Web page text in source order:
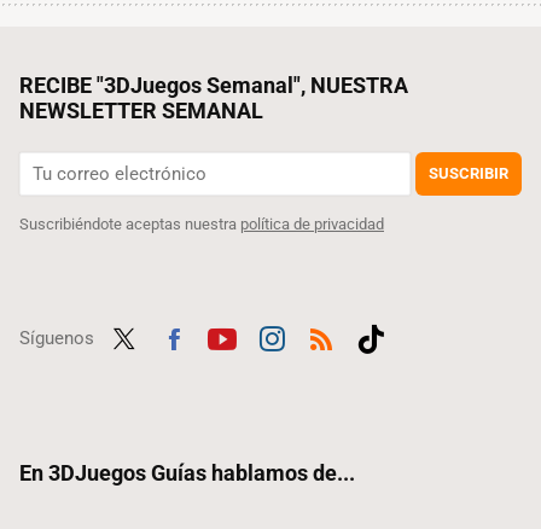
RECIBE "3DJuegos Semanal", NUESTRA
NEWSLETTER SEMANAL
SUSCRIBIR
Suscribiéndote aceptas nuestra política de privacidad
Síguenos
En 3DJuegos Guías hablamos de...